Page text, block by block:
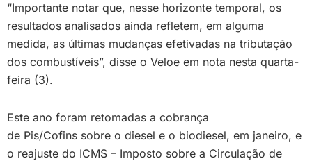
“Importante notar que, nesse horizonte temporal, os
resultados analisados ainda refletem, em alguma
medida, as últimas mudanças efetivadas na tributação
dos combustíveis”, disse o Veloe em nota nesta quarta-
feira (3).
Este ano foram retomadas a cobrança
de Pis/Cofins sobre o diesel e o biodiesel, em janeiro, e
o reajuste do ICMS – Imposto sobre a Circulação de